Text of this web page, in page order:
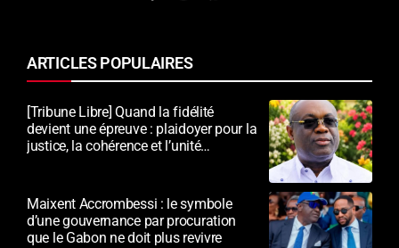
ARTICLES POPULAIRES
[Tribune Libre] Quand la fidélité
devient une épreuve : plaidoyer pour la
justice, la cohérence et l’unité
Maixent Accrombessi : le symbole
d’une gouvernance par procuration
que le Gabon ne doit plus revivre